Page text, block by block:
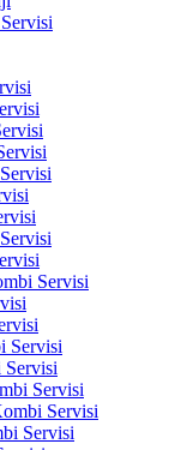
Servisi
Servisi
Servisi
Servisi
Servisi
Servisi